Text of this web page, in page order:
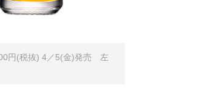
円(税抜) 4／5(金)発売 左